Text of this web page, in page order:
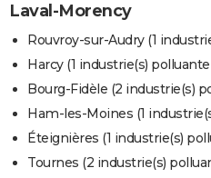
COPAINS D'AVANT
Se connecter
Entreprises
Service militaire
Avis de recherche
AVIS DE DÉCÈS
FORUM
Laval-Morency
Rouvroy-sur-Audry (1
Harcy (1 industrie(s)
Bourg-Fidèle (2 industrie(s)
Ham-les-Moines (1
Éteignières (1 industrie(s)
Tournes (2 industrie(s)